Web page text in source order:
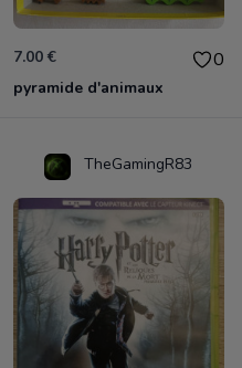
7.00 € 0
pyramide d'animaux
TheGamingR83